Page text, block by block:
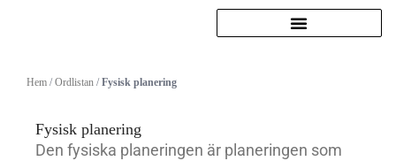
Hem /Ordlistan /Fysisk planering
Fysisk planering
Den fysiska planeringen är planeringen som